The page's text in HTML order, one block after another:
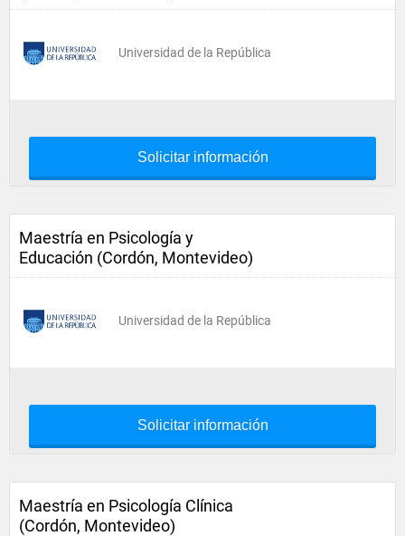
Universidad de la República
Solicitar información
Maestría en Psicología y
Educación (Cordón, Montevideo)
Universidad de la República
Solicitar información
Maestría en Psicología Clínica
(Cordón, Montevideo)